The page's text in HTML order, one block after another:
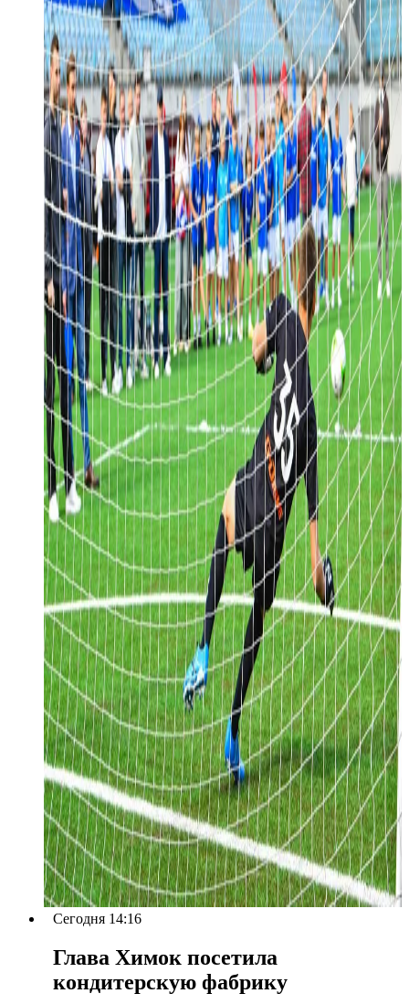
Сегодня 14:16
Глава Химок посетила
кондитерскую фабрику